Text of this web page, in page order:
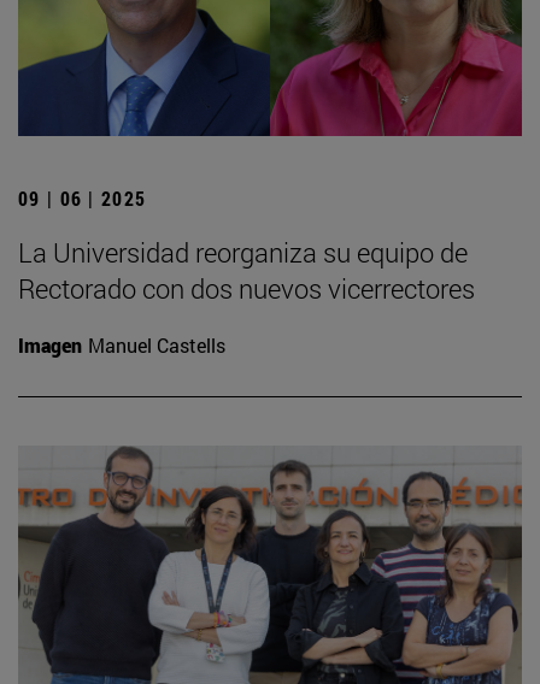
09 | 06 | 2025
La Universidad reorganiza su equipo de
Rectorado con dos nuevos vicerrectores
Imagen Manuel Castells